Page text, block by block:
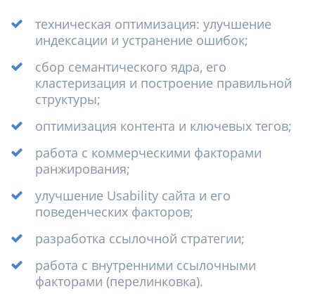
техническая оптимизация: улучшение
индексации и устранение ошибок;
сбор семантического ядра, его
кластеризация и построение правильной
структуры;
оптимизация контента и ключевых тегов;
работа с коммерческими факторами
ранжирования;
улучшение Usability сайта и его
поведенческих факторов;
разработка ссылочной стратегии;
работа с внутренними ссылочными
факторами (перелинковка).